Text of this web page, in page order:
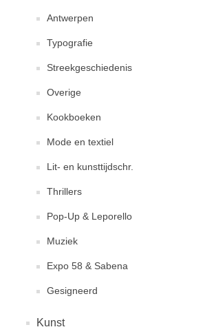
Antwerpen
Typografie
Streekgeschiedenis
Overige
Kookboeken
Mode en textiel
Lit- en kunsttijdschr.
Thrillers
Pop-Up & Leporello
Muziek
Expo 58 & Sabena
Gesigneerd
Kunst